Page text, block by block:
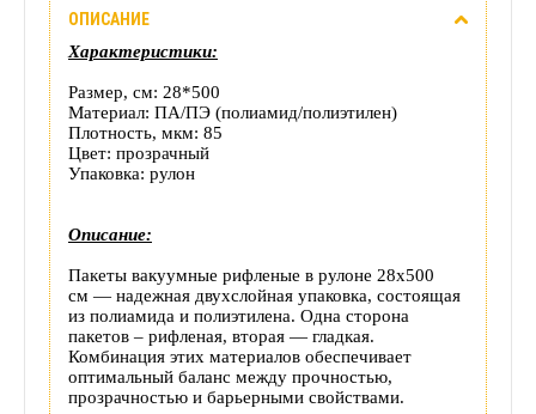
Отзывы
(0)
Доставка
этого
товара
ОПИСАНИЕ
Характеристики:
Размер, см: 28*500
Материал: ПА/ПЭ (полиамид/полиэтилен)
Плотность, мкм: 85
Цвет: прозрачный
Упаковка: рулон
Описание:
Пакеты вакуумные рифленые в рулоне 28х500
см — надежная двухслойная упаковка, состоящая
из полиамида и полиэтилена. Одна сторона
пакетов – рифленая, вторая — гладкая.
Комбинация этих материалов обеспечивает
оптимальный баланс между прочностью,
прозрачностью и барьерными свойствами.